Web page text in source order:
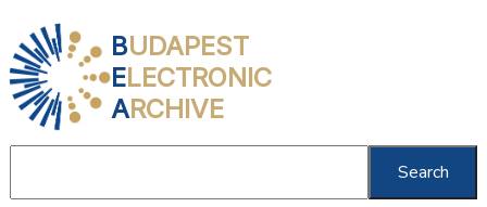
BUDAPEST
ELECTRONIC
ARCHIVE
Search